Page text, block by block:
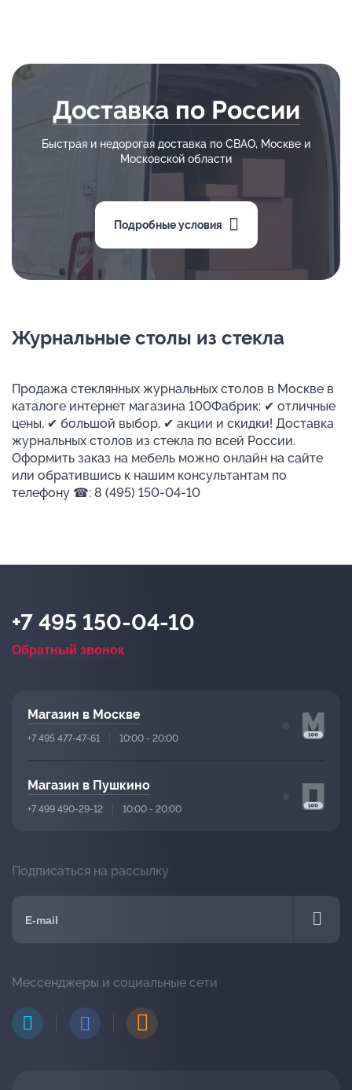
Доставка по России
Быстрая и недорогая доставка по СВАО, Москве и
Московской области
Подробные условия
Журнальные столы из стекла
Продажа стеклянных журнальных столов в Москве в
каталоге интернет магазина 100Фабрик: ✔ отличные
цены, ✔ большой выбор, ✔ акции и скидки! Доставка
журнальных столов из стекла по всей России.
Оформить заказ на мебель можно онлайн на сайте
или обратившись к нашим консультантам по
телефону ☎: 8 (495) 150-04-10
+7 495 150-04-10
Обратный звонок
Магазин в Москве
+7 495 477-47-61 10:00 - 20:00
Магазин в Пушкино
+7 499 490-29-12 10:00 - 20:00
Подписаться на рассылку
Мессенджеры и социальные сети